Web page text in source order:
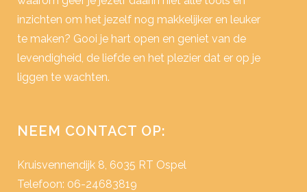
inzichten om het jezelf nog makkelijker en leuker
te maken? Gooi je hart open en geniet van de
levendigheid, de liefde en het plezier dat er op je
liggen te wachten.
NEEM CONTACT OP:
Kruisvennendijk 8, 6035 RT Ospel
Telefoon: 06-24683819